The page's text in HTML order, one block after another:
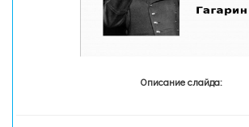
Описание слайда: